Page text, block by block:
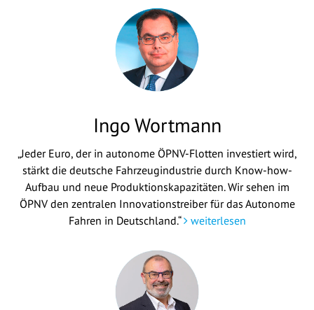
Ingo Wortmann
„Jeder Euro, der in autonome ÖPNV-Flotten investiert wird,
stärkt die deutsche Fahrzeugindustrie durch Know-how-
Aufbau und neue Produktionskapazitäten. Wir sehen im
ÖPNV den zentralen Innovationstreiber für das Autonome
Fahren in Deutschland.“ weiterlesen